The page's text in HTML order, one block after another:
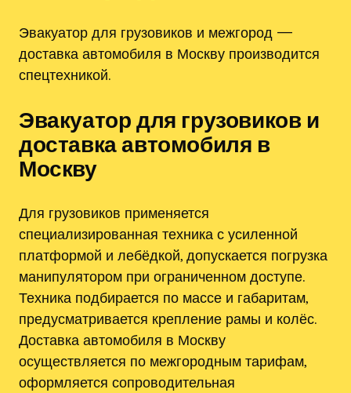
Эвакуатор для грузовиков и межгород —
доставка автомобиля в Москву производится
спецтехникой.
Эвакуатор для грузовиков и
доставка автомобиля в
Москву
Для грузовиков применяется
специализированная техника с усиленной
платформой и лебёдкой, допускается погрузка
манипулятором при ограниченном доступе.
Техника подбирается по массе и габаритам,
предусматривается крепление рамы и колёс.
Доставка автомобиля в Москву
осуществляется по межгородным тарифам,
оформляется сопроводительная